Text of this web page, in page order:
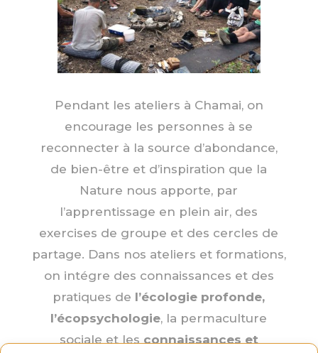
Pendant les ateliers à Chamai, on
encourage les personnes à se
reconnecter à la source d’abondance,
de bien-être et d’inspiration que la
Nature nous apporte, par
l’apprentissage en plein air, des
exercises de groupe et des cercles de
partage. Dans nos ateliers et formations,
on intégre des connaissances et des
pratiques de l’écologie profonde,
l’écopsychologie, la permaculture
sociale et les connaissances et